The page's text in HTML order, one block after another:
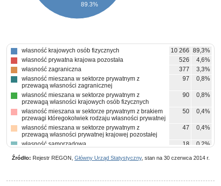
89.3%
własność krajowych osób fizycznych 10 266 89,3%
własność prywatna krajowa pozostała
526
4,6%
własność zagraniczna
377
3,3%
własność mieszana w sektorze prywatnym z
przewagą własności zagranicznej
97 0,8%
własność mieszana w sektorze prywatnym z
przewagą własności krajowych osób fizycznych
90 0,8%
własność mieszana w sektorze prywatnym z brakiem
przewagi któregokolwiek rodzaju własności prywatnej
50 0,4%
własność mieszana w sektorze prywatnym z
przewagą własności prywatnej krajowej pozostałej
47 0,4%
własność samorządowa 18
0,2%
własności sektora publicznego, w tym z przewagą
Źródło: Rejestr REGON, Główny Urząd Statystyczny, stan na 30 czerwca 2014 r.